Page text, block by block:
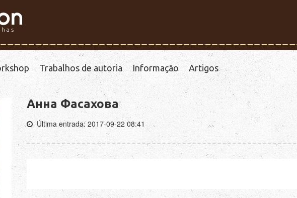
Trabalhos de autoria Informação Artigos
Анна Фасахова
Última entrada: 2017-09-22 08:41